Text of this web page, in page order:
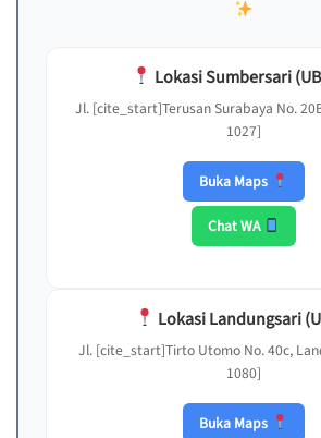
Lokasi Sumbersari
Jl. [cite_start]Terusan Surabaya No.
1027]
Buka Maps
Chat WA
Lokasi Landungsari
Jl. [cite_start]Tirto Utomo No. 40c,
1080]
Buka Maps